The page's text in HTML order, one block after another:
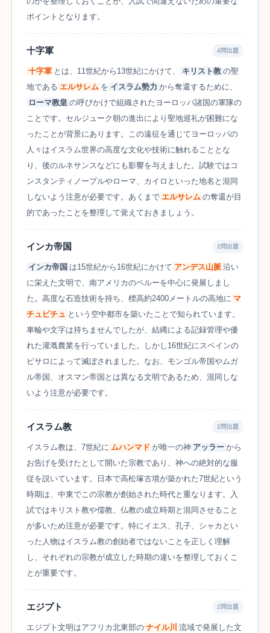
ポイントとなります。
十字軍 4問出題
十字軍 とは、11世紀から13世紀にかけて、 キリスト教 の聖
地である エルサレム を イスラム勢力 から奪還するために、
ローマ教皇 の呼びかけで組織されたヨーロッパ諸国の軍隊の
ことです。セルジューク朝の進出により聖地巡礼が困難にな
ったことが背景にあります。この遠征を通じてヨーロッパの
人々はイスラム世界の高度な文化や技術に触れることとな
り、後のルネサンスなどにも影響を与えました。試験ではコ
ンスタンティノープルやローマ、カイロといった地名と混同
しないよう注意が必要です。あくまで エルサレム の奪還が目
的であったことを整理して覚えておきましょう。
インカ帝国 2問出題
インカ帝国 は15世紀から16世紀にかけて アンデス山脈 沿い
に栄えた文明で、南アメリカのペルーを中心に発展しまし
た。高度な石造技術を持ち、標高約2400メートルの高地に マ
チュピチュ という空中都市を築いたことで知られています。
車輪や文字は持ちませんでしたが、結縄による記録管理や優
れた灌漑農業を行っていました。しかし16世紀にスペインの
ピサロによって滅ぼされました。なお、モンゴル帝国やムガ
ル帝国、オスマン帝国とは異なる文明であるため、混同しな
いよう注意が必要です。
イスラム教 2問出題
イスラム教は、7世紀に ムハンマド が唯一の神 アッラー から
お告げを受けたとして開いた宗教であり、神への絶対的な服
従を説いています。日本で高松塚古墳が築かれた7世紀という
時期は、中東でこの宗教が創始された時代と重なります。入
試ではキリスト教や儒教、仏教の成立時期と混同させること
が多いため注意が必要です。特にイエス、孔子、シャカとい
った人物はイスラム教の創始者ではないことを正しく理解
し、それぞれの宗教が成立した時期の違いを整理しておくこ
とが重要です。
エジプト 2問出題
エジプト文明はアフリカ北東部の ナイル川 流域で発展した文